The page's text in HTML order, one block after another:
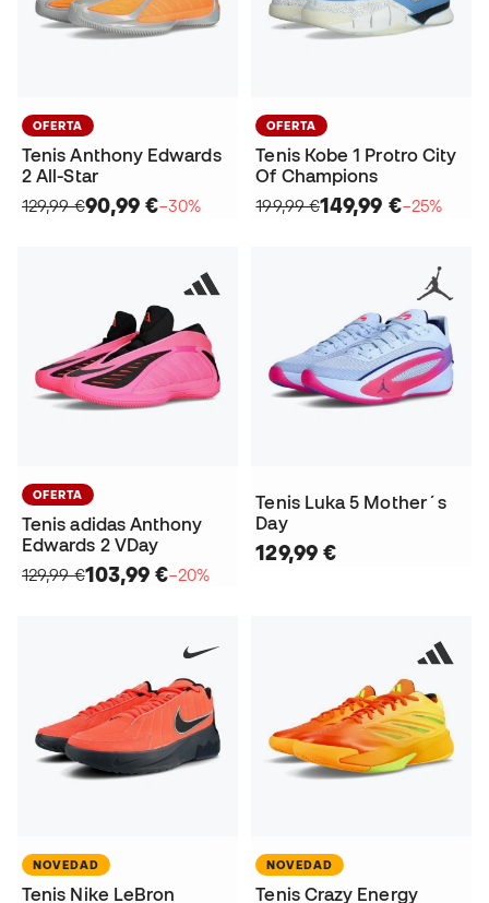
OFERTA
Tenis Anthony Edwards
2 All-Star
129,99 €90,99 €−30%
OFERTA
Tenis Kobe 1 Protro City
Of Champions
199,99 €149,99 €−25%
OFERTA
Tenis adidas Anthony
Edwards 2 VDay
129,99 €103,99 €−20%
Tenis Luka 5 Mother´s
Day
129,99 €
NOVEDAD
Tenis Nike LeBron
NOVEDAD
Tenis Crazy Energy